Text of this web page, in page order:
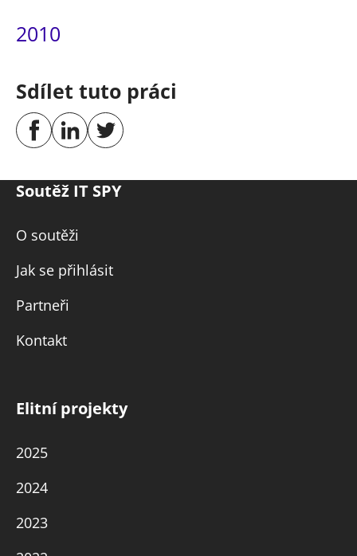
2010
Sdílet tuto práci
Soutěž IT SPY
O soutěži
Jak se přihlásit
Partneři
Kontakt
Elitní projekty
2025
2024
2023